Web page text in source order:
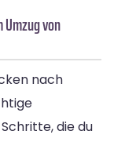
von
nach
die du